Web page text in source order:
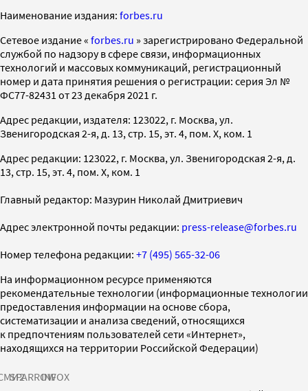
Наименование издания: forbes.ru
Cетевое издание « forbes.ru » зарегистрировано Федеральной
службой по надзору в сфере связи, информационных
технологий и массовых коммуникаций, регистрационный
номер и дата принятия решения о регистрации: серия Эл №
ФС77-82431 от 23 декабря 2021 г.
Адрес редакции, издателя: 123022, г. Москва, ул.
Звенигородская 2-я, д. 13, стр. 15, эт. 4, пом. X, ком. 1
Адрес редакции: 123022, г. Москва, ул. Звенигородская 2-я, д.
13, стр. 15, эт. 4, пом. X, ком. 1
Главный редактор: Мазурин Николай Дмитриевич
Адрес электронной почты редакции: press-release@forbes.ru
Номер телефона редакции: +7 (495) 565-32-06
На информационном ресурсе применяются
рекомендательные технологии (информационные технологии
предоставления информации на основе сбора,
систематизации и анализа сведений, относящихся
к предпочтениям пользователей сети «Интернет»,
находящихся на территории Российской Федерации)
SPARROWINFOX